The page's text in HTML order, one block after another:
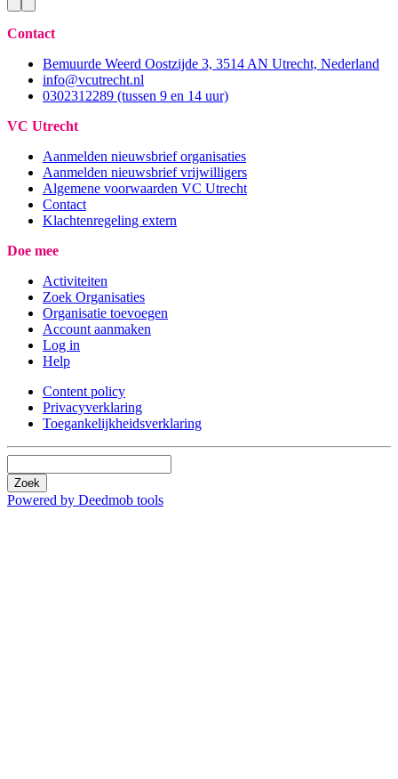
Contact
Bemuurde Weerd Oostzijde 3, 3514 AN Utrecht, Nederland
info@vcutrecht.nl
0302312289 (tussen 9 en 14 uur)
VC Utrecht
Aanmelden nieuwsbrief organisaties
Aanmelden nieuwsbrief vrijwilligers
Algemene voorwaarden VC Utrecht
Contact
Klachtenregeling extern
Doe mee
Activiteiten
Zoek Organisaties
Organisatie toevoegen
Account aanmaken
Log in
Help
Content policy
Privacyverklaring
Toegankelijkheidsverklaring
Zoek
Powered by Deedmob tools